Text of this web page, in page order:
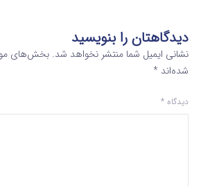
دیدگاهتان را بنویسید
نشانی ایمیل شما منتشر نخواهد شد. بخش‌های
شده‌اند *
دیدگاه *